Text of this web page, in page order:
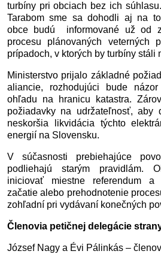
turbíny pri obciach bez ich
Tarabom sme sa dohodli aj na
obce budú  informované už od
procesu plánovaných
prípadoch, v ktorých by turbíny stáli
Ministerstvo prijalo základné
aliancie, rozhodujúci bude
ohľadu na hranicu katastra.
požiadavky na udržateľnosť, aby
neskoršia likvidácia týchto
energií na Slovensku.
V súčasnosti prebiehajúce
podliehajú starým pravidlám.
iniciovať miestne referendum
začatie alebo prehodnotenie
zohľadní pri vydávaní konečných
Členovia petičnej delegácie
József Nagy a Évi Pálinkás –